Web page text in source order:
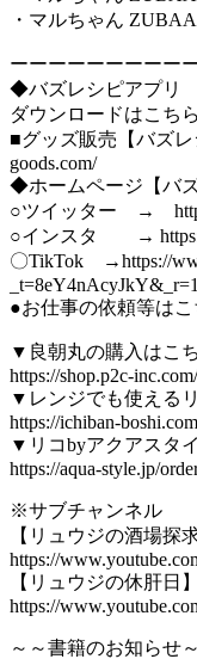
・マルちゃん
ーーーーーーーーー
◆バズレシピアプリ
ダウンロードはこち
■グッズ販売【バズ
goods.com/
◆ホームページ【バ
○ツイッター →
○インスタ → https://
〇TikTok →https://
_t=8eY4nAcyJkY&_r=1
●お仕事の依頼等は
▼良朝丸の購入はこち
https://shop.p2c-
▼レンジでも使える
https://ichiban-
▼リコbyアクアスタ
https://aqua-style.jp/
※サブチャンネル
【リュウジの酒場探
https://
【リュウジの休肝日】
https://
～～書籍のお知らせ